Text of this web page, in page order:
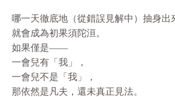
哪一天徹底地（從錯誤見解中）抽身出
就會成為初果須陀洹。
如果僅是——
一會兒有「我」，
一會兒不是「我」，
那依然是凡夫，還未真正見法。